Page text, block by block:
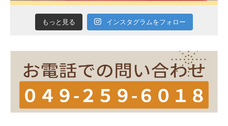
もっと見る インスタグラムをフォロー